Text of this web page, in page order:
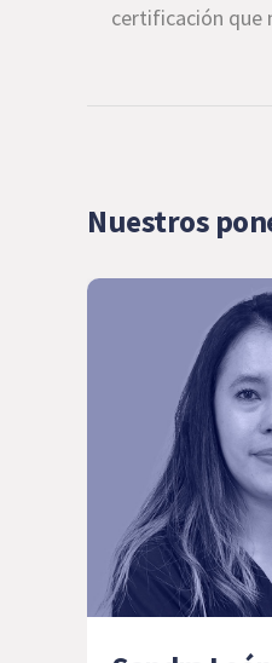
certificación que
Nuestros